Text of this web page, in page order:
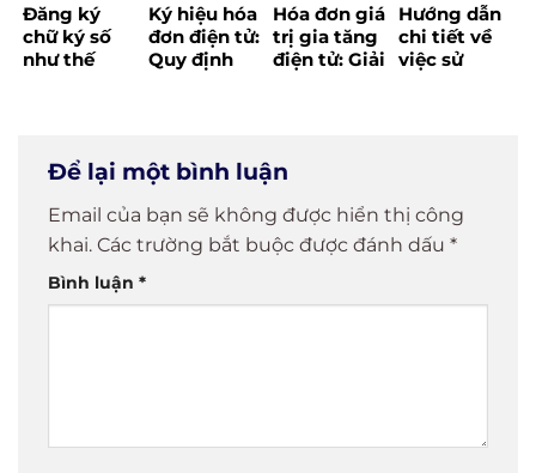
Đăng ký
chữ ký số
như thế
Ký hiệu hóa
đơn điện tử:
Quy định
Hóa đơn giá
trị gia tăng
điện tử: Giải
đại
Hướng dẫn
chi tiết về
việc sử
Để lại một bình luận
Email của bạn sẽ không được hiển thị công
khai. Các trường bắt buộc được đánh dấu *
Bình luận *